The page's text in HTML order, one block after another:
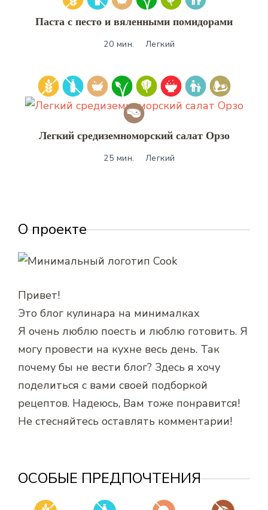
Паста с песто и вяленными помидорами
20 мин. Легкий
Легкий средиземноморский салат Орзо
25 мин. Легкий
О проекте
Привет!
Это блог кулинара на минималках
Я очень люблю поесть и люблю готовить. Я
могу провести на кухне весь день. Так
почему бы не вести блог? Здесь я хочу
поделиться с вами своей подборкой
рецептов. Надеюсь, Вам тоже понравится!
Не стесняйтесь оставлять комментарии!
ОСОБЫЕ ПРЕДПОЧТЕНИЯ